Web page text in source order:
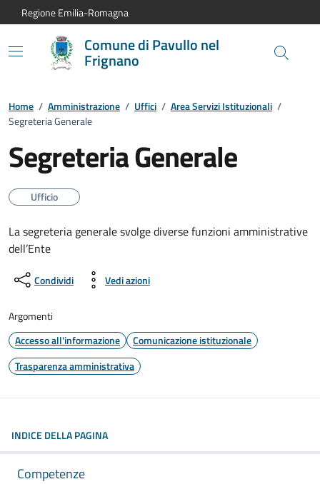
Vai al contenuto principale
Vai alla navigazione del sito
Vai al piede di pagina
Regione Emilia-Romagna
Comune di Pavullo nel
Frignano
Home / Amministrazione / Uffici / Area Servizi Istituzionali /
Segreteria Generale
Segreteria Generale
Ufficio
La segreteria generale svolge diverse funzioni amministrative
dell’Ente
Condividi Vedi azioni
Argomenti
Accesso all'informazione
Comunicazione istituzionale
Trasparenza amministrativa
INDICE DELLA PAGINA
Competenze